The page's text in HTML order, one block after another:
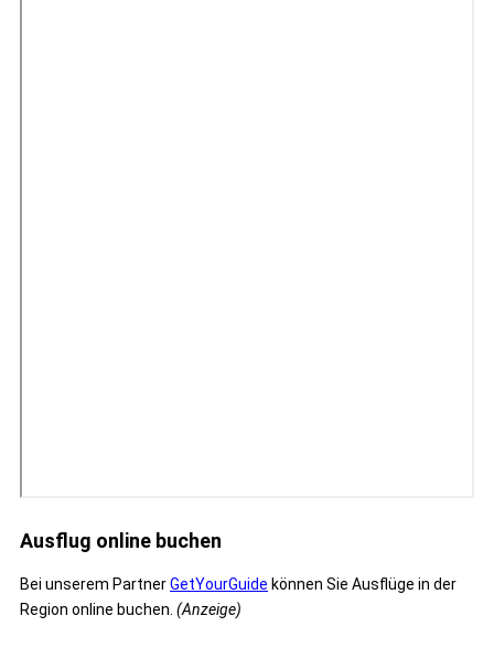
Ausflug online buchen
Bei unserem PartnerGetYourGuide können Sie Ausflüge in der
Region online buchen. (Anzeige)